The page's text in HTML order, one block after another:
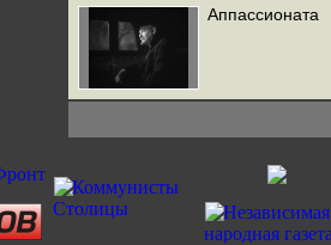
Аппассионата